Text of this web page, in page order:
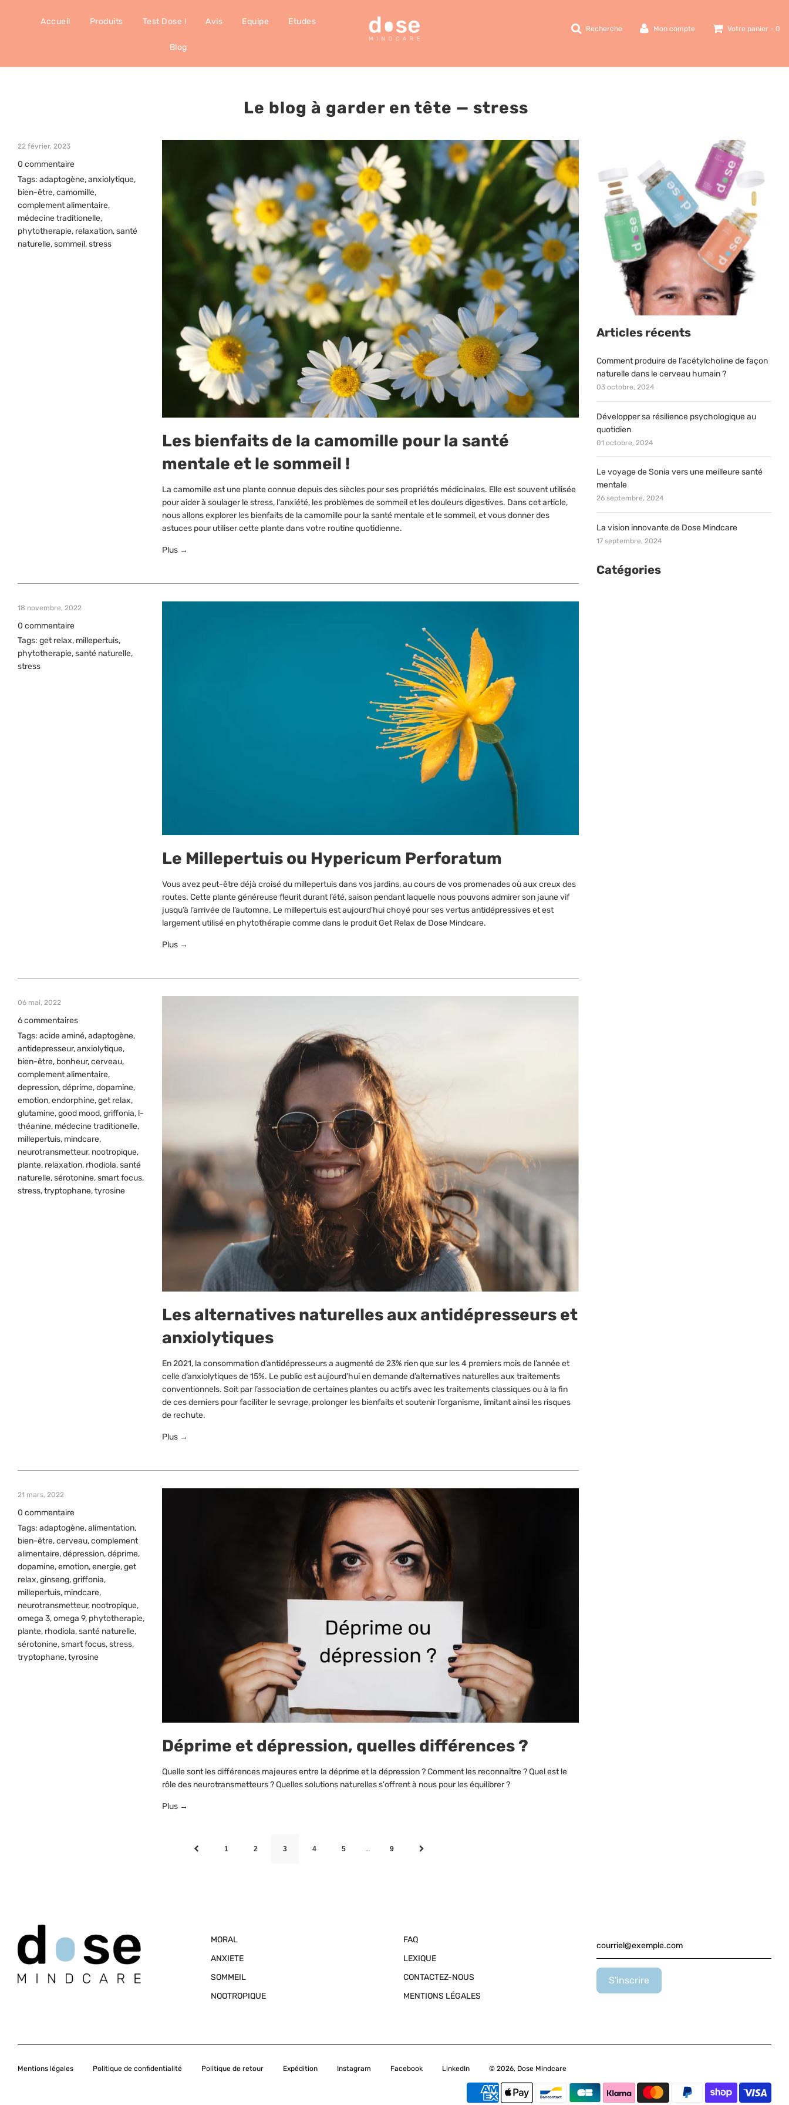
â
–¡
Accueil Produits Test Dose ! Avis Equipe Etudes
Blog
Recherche Mon compte Votre panier - 0
Le blog à garder en tête — stress
22 février, 2023
0 commentaire
Tags: adaptogène,anxiolytique,
bien-être,camomille,
complement alimentaire,
médecine traditionelle,
phytotherapie, relaxation,santé
naturelle,sommeil,stress
Les bienfaits de la camomille pour la santé
mentale et le sommeil !
La camomille est une plante connue depuis des siècles pour ses propriétés médicinales. Elle est souvent utilisée
pour aider à soulager le stress, l'anxiété, les problèmes de sommeil et les douleurs digestives. Dans cet article,
nous allons explorer les bienfaits de la camomille pour la santé mentale et le sommeil, et vous donner des
astuces pour utiliser cette plante dans votre routine quotidienne.
Plus →
18 novembre, 2022
0 commentaire
Tags: get relax, millepertuis,
phytotherapie,santé naturelle,
stress
Le Millepertuis ou Hypericum Perforatum
Vous avez peut-être déjà croisé du millepertuis dans vos jardins, au cours de vos promenades où aux creux des
routes. Cette plante généreuse fleurit durant l’été, saison pendant laquelle nous pouvons admirer son jaune vif
jusqu’à l’arrivée de l’automne. Le millepertuis est aujourd’hui choyé pour ses vertus antidépressives et est
largement utilisé en phytothérapie comme dans le produit Get Relax de Dose Mindcare.
Plus →
06 mai, 2022
6 commentaires
Tags: acide aminé,adaptogène,
antidepresseur,anxiolytique,
bien-être, bonheur,cerveau,
complement alimentaire,
depression,déprime,dopamine,
emotion,endorphine,get relax,
glutamine,good mood,griffonia, l-
théanine, médecine traditionelle,
millepertuis, mindcare,
neurotransmetteur, nootropique,
plante, relaxation, rhodiola,santé
naturelle,sérotonine,smart focus,
stress,tryptophane,tyrosine
Les alternatives naturelles aux antidépresseurs et
anxiolytiques
En 2021, la consommation d’antidépresseurs a augmenté de 23% rien que sur les 4 premiers mois de l’année et
celle d’anxiolytiques de 15%. Le public est aujourd’hui en demande d’alternatives naturelles aux traitements
conventionnels. Soit par l’association de certaines plantes ou actifs avec les traitements classiques ou à la fin
de ces derniers pour faciliter le sevrage, prolonger les bienfaits et soutenir l’organisme, limitant ainsi les risques
de rechute.
Plus →
21 mars, 2022
0 commentaire
Tags: adaptogène,alimentation,
bien-être,cerveau,complement
alimentaire,dépression,déprime,
dopamine,emotion,energie,get
relax,ginseng,griffonia,
millepertuis, mindcare,
neurotransmetteur, nootropique,
omega 3,omega 9, phytotherapie,
plante, rhodiola,santé naturelle,
sérotonine,smart focus,stress,
tryptophane,tyrosine
Déprime et dépression, quelles différences ?
Quelle sont les différences majeures entre la déprime et la dépression ? Comment les reconnaître ? Quel est le
rôle des neurotransmetteurs ? Quelles solutions naturelles s'offrent à nous pour les équilibrer ?
Plus →
Articles récents
Comment produire de l'acétylcholine de façon
naturelle dans le cerveau humain ?
03 octobre, 2024
Développer sa résilience psychologique au
quotidien
01 octobre, 2024
Le voyage de Sonia vers une meilleure santé
mentale
26 septembre, 2024
La vision innovante de Dose Mindcare
17 septembre, 2024
Catégories
1 2 3 4 5 … 9
MORAL
ANXIETE
SOMMEIL
NOOTROPIQUE
FAQ
LEXIQUE
CONTACTEZ-NOUS
MENTIONS LÉGALES
Mentions légales Politique de confidentialité Politique de retour Expédition Instagram Facebook LinkedIn © 2026, Dose Mindcare